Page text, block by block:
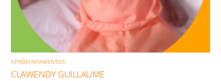
APADRINHAMENTOS
CLAWENDY GUILLAUME